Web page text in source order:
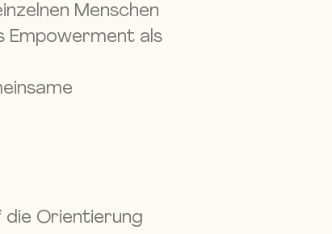
Menschen
Empowerment als
Orientierung